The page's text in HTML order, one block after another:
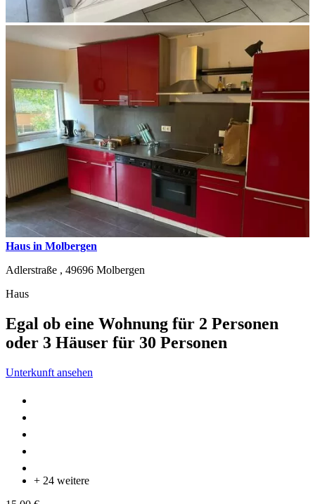
Haus in Molbergen
Adlerstraße , 49696 Molbergen
Haus
Egal ob eine Wohnung für 2 Personen
oder 3 Häuser für 30 Personen
Unterkunft ansehen
+ 24 weitere